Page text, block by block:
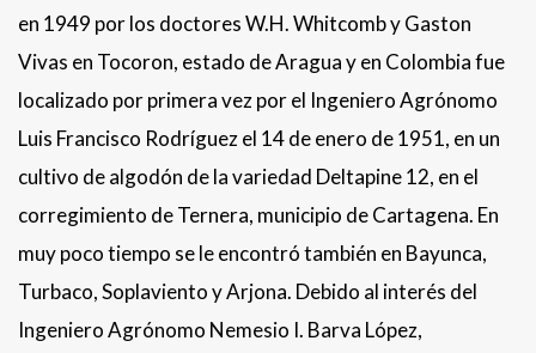
en 1949 por los doctores W.H. Whitcomb y Gaston
Vivas en Tocoron, estado de Aragua y en Colombia fue
localizado por primera vez por el Ingeniero Agrónomo
Luis Francisco Rodríguez el 14 de enero de 1951, en un
cultivo de algodón de la variedad Deltapine 12, en el
corregimiento de Ternera, municipio de Cartagena. En
muy poco tiempo se le encontró también en Bayunca,
Turbaco, Soplaviento y Arjona. Debido al interés del
Ingeniero Agrónomo Nemesio I. Barva López,